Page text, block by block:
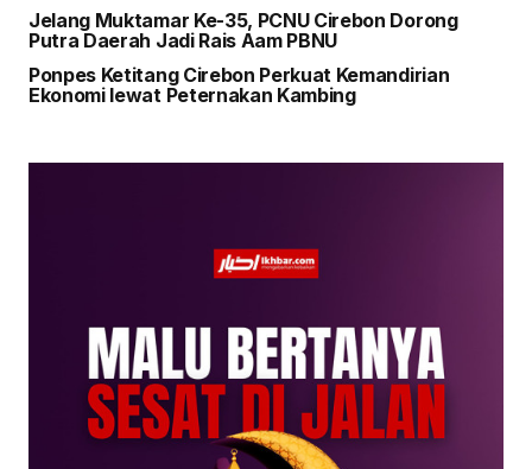
Jelang Muktamar Ke-35, PCNU Cirebon Dorong
Putra Daerah Jadi Rais Aam PBNU
Ponpes Ketitang Cirebon Perkuat Kemandirian
Ekonomi lewat Peternakan Kambing